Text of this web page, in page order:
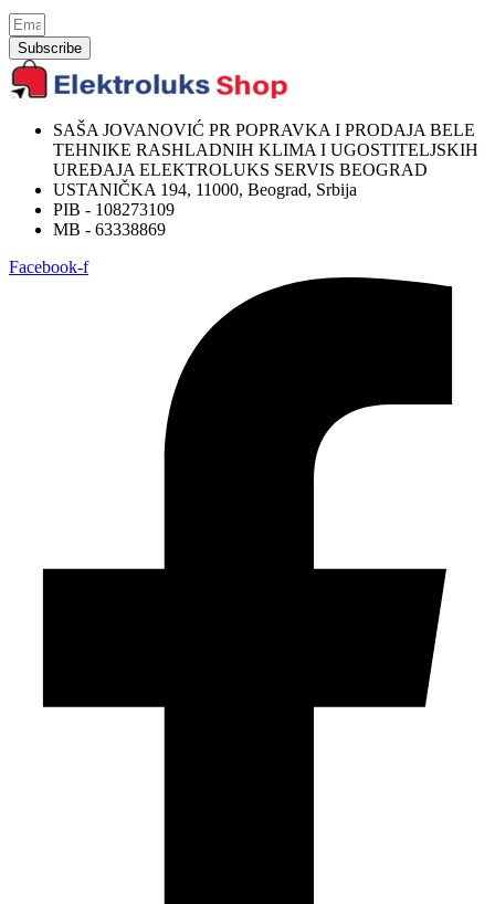
Subscribe
SAŠA JOVANOVIĆ PR POPRAVKA I PRODAJA BELE
TEHNIKE RASHLADNIH KLIMA I UGOSTITELJSKIH
UREĐAJA ELEKTROLUKS SERVIS BEOGRAD
USTANIČKA 194, 11000, Beograd, Srbija
PIB - 108273109
MB - 63338869
Facebook-f